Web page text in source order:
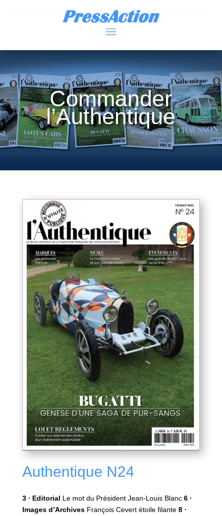
Commander
l’Authentique
Authentique N24
3 ∙ Editorial Le mot du Président Jean-Louis Blanc 6 ∙
Images d’ArchivesFrançois Cevert étoile filante 8 ∙